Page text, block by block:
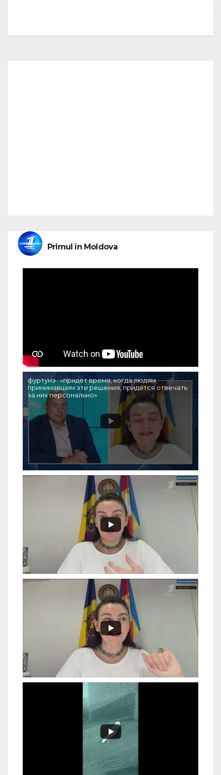
Primul în Moldova
фуртунэ : «придёт время, когда людям,
принимавшим эти решения, придётся отвечать
за них персонально»